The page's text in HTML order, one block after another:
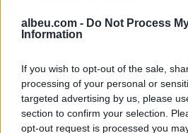
albeu.com - Do Not Process
Information
If you wish to opt-out of the sale,
processing of your personal or
targeted advertising by us, please
section to confirm your selection.
opt-out request is processed you
OBRM-
edhe